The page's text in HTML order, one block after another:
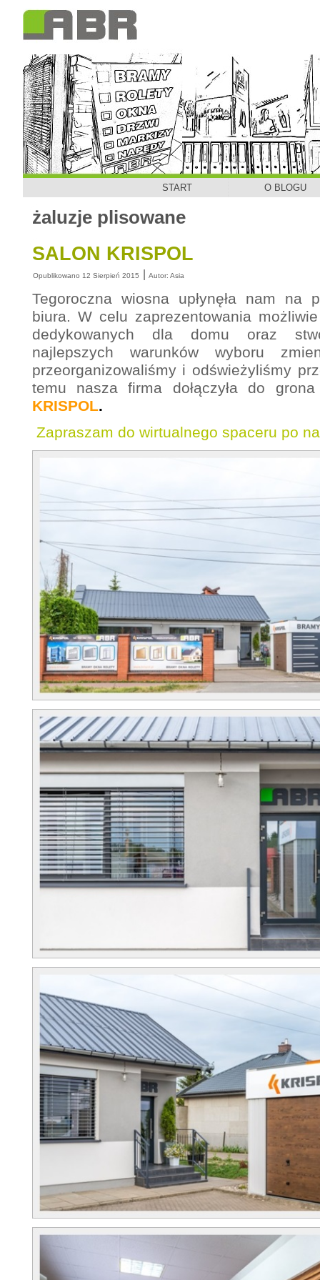
START O BLOGU
żaluzje plisowane
SALON KRISPOL
Opublikowano 12 Sierpień 2015 | Autor: Asia
Tegoroczna wiosna upłynęła nam na
biura. W celu zaprezentowania
dedykowanych dla domu oraz
najlepszych warunków wyboru
przeorganizowaliśmy i odświeżyliśmy
temu nasza firma dołączyła do
KRISPOL.
Zapraszam do wirtualnego spaceru po